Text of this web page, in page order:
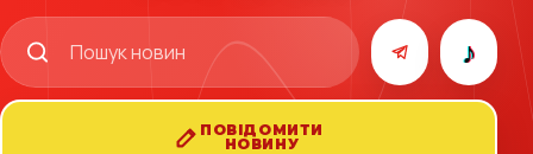
♪
ПОВІДОМИТИ
НОВИНУ